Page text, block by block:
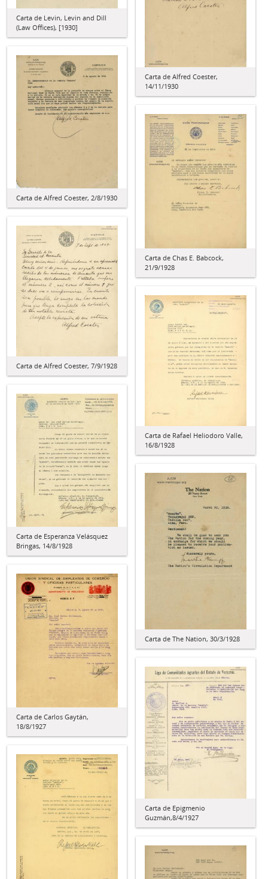
Carta de Levin, Levin and Dill
(Law Offices), [1930]
Carta de Alfred Coester,
14/11/1930
Carta de Alfred Coester, 2/8/1930
Carta de Chas E. Babcock,
21/9/1928
Carta de Alfred Coester, 7/9/1928
Carta de Rafael Heliodoro Valle,
16/8/1928
Carta de Esperanza Velásquez
Bringas, 14/8/1928
Carta de The Nation, 30/3/1928
Carta de Carlos Gaytán,
18/8/1927
Carta de Epigmenio
Guzmán,8/4/1927